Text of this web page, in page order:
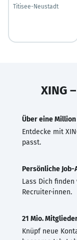
Titisee-Neustadt
XING
Über eine Million
Entdecke mit
passt.
Persönliche Job-
Lass Dich
Recruiter·innen.
21 Mio.
Knüpf neue